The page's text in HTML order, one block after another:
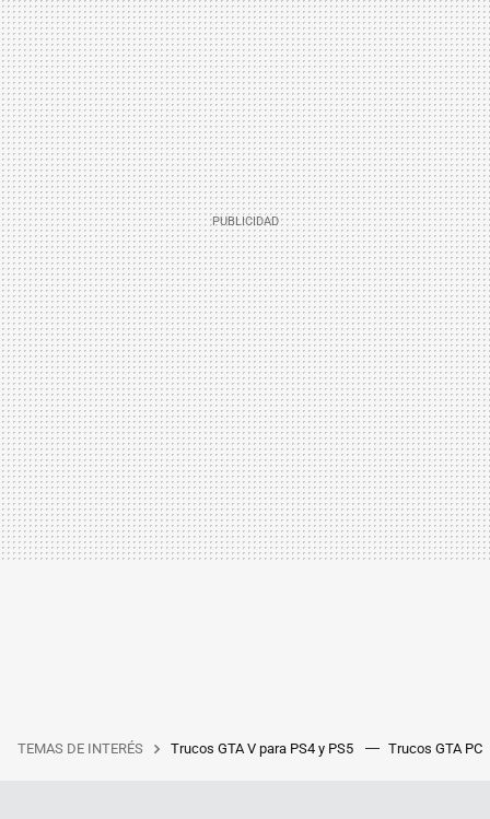
TEMAS DE INTERÉS Trucos GTA V para PS4 y PS5 Trucos GTA PC